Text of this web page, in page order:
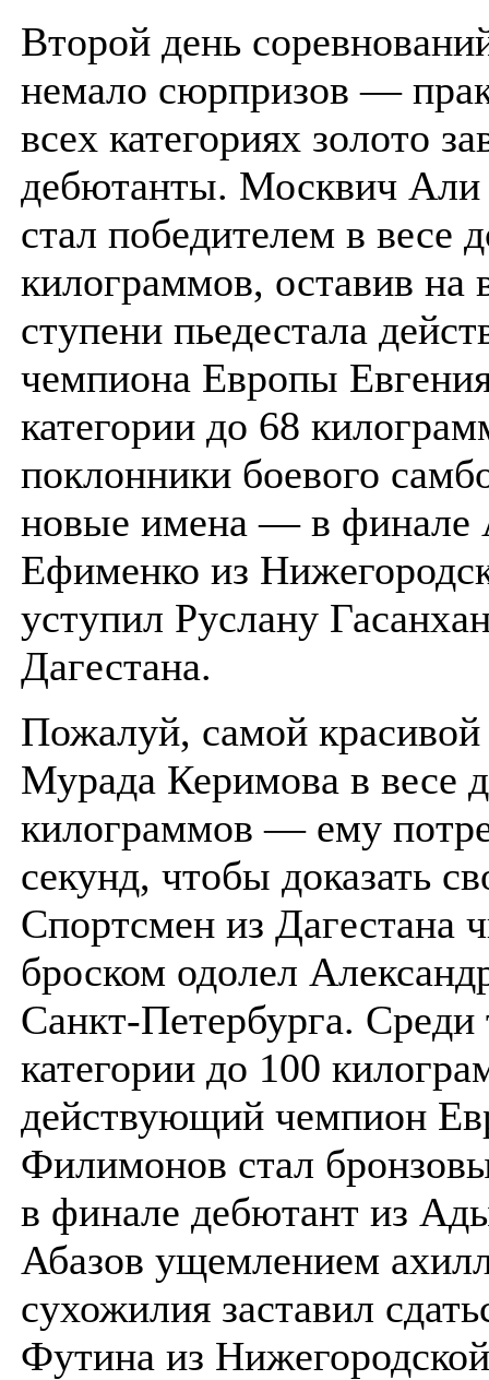
Второй день
немало сюрпризов —
всех категориях золото
дебютанты. Москвич Али
стал победителем в весе
килограммов, оставив на
ступени пьедестала
чемпиона Европы
категории до 68
поклонники боевого
новые имена — в финале
Ефименко из
уступил Руслану
Дагестана.
Пожалуй, самой
Мурада Керимова в весе
килограммов — ему
секунд, чтобы доказать
Спортсмен из Дагестана
броском одолел
Санкт-Петербурга. Среди
категории до 100
действующий чемпион
Филимонов стал
в финале дебютант из
Абазов ущемлением
сухожилия заставил
Футина из